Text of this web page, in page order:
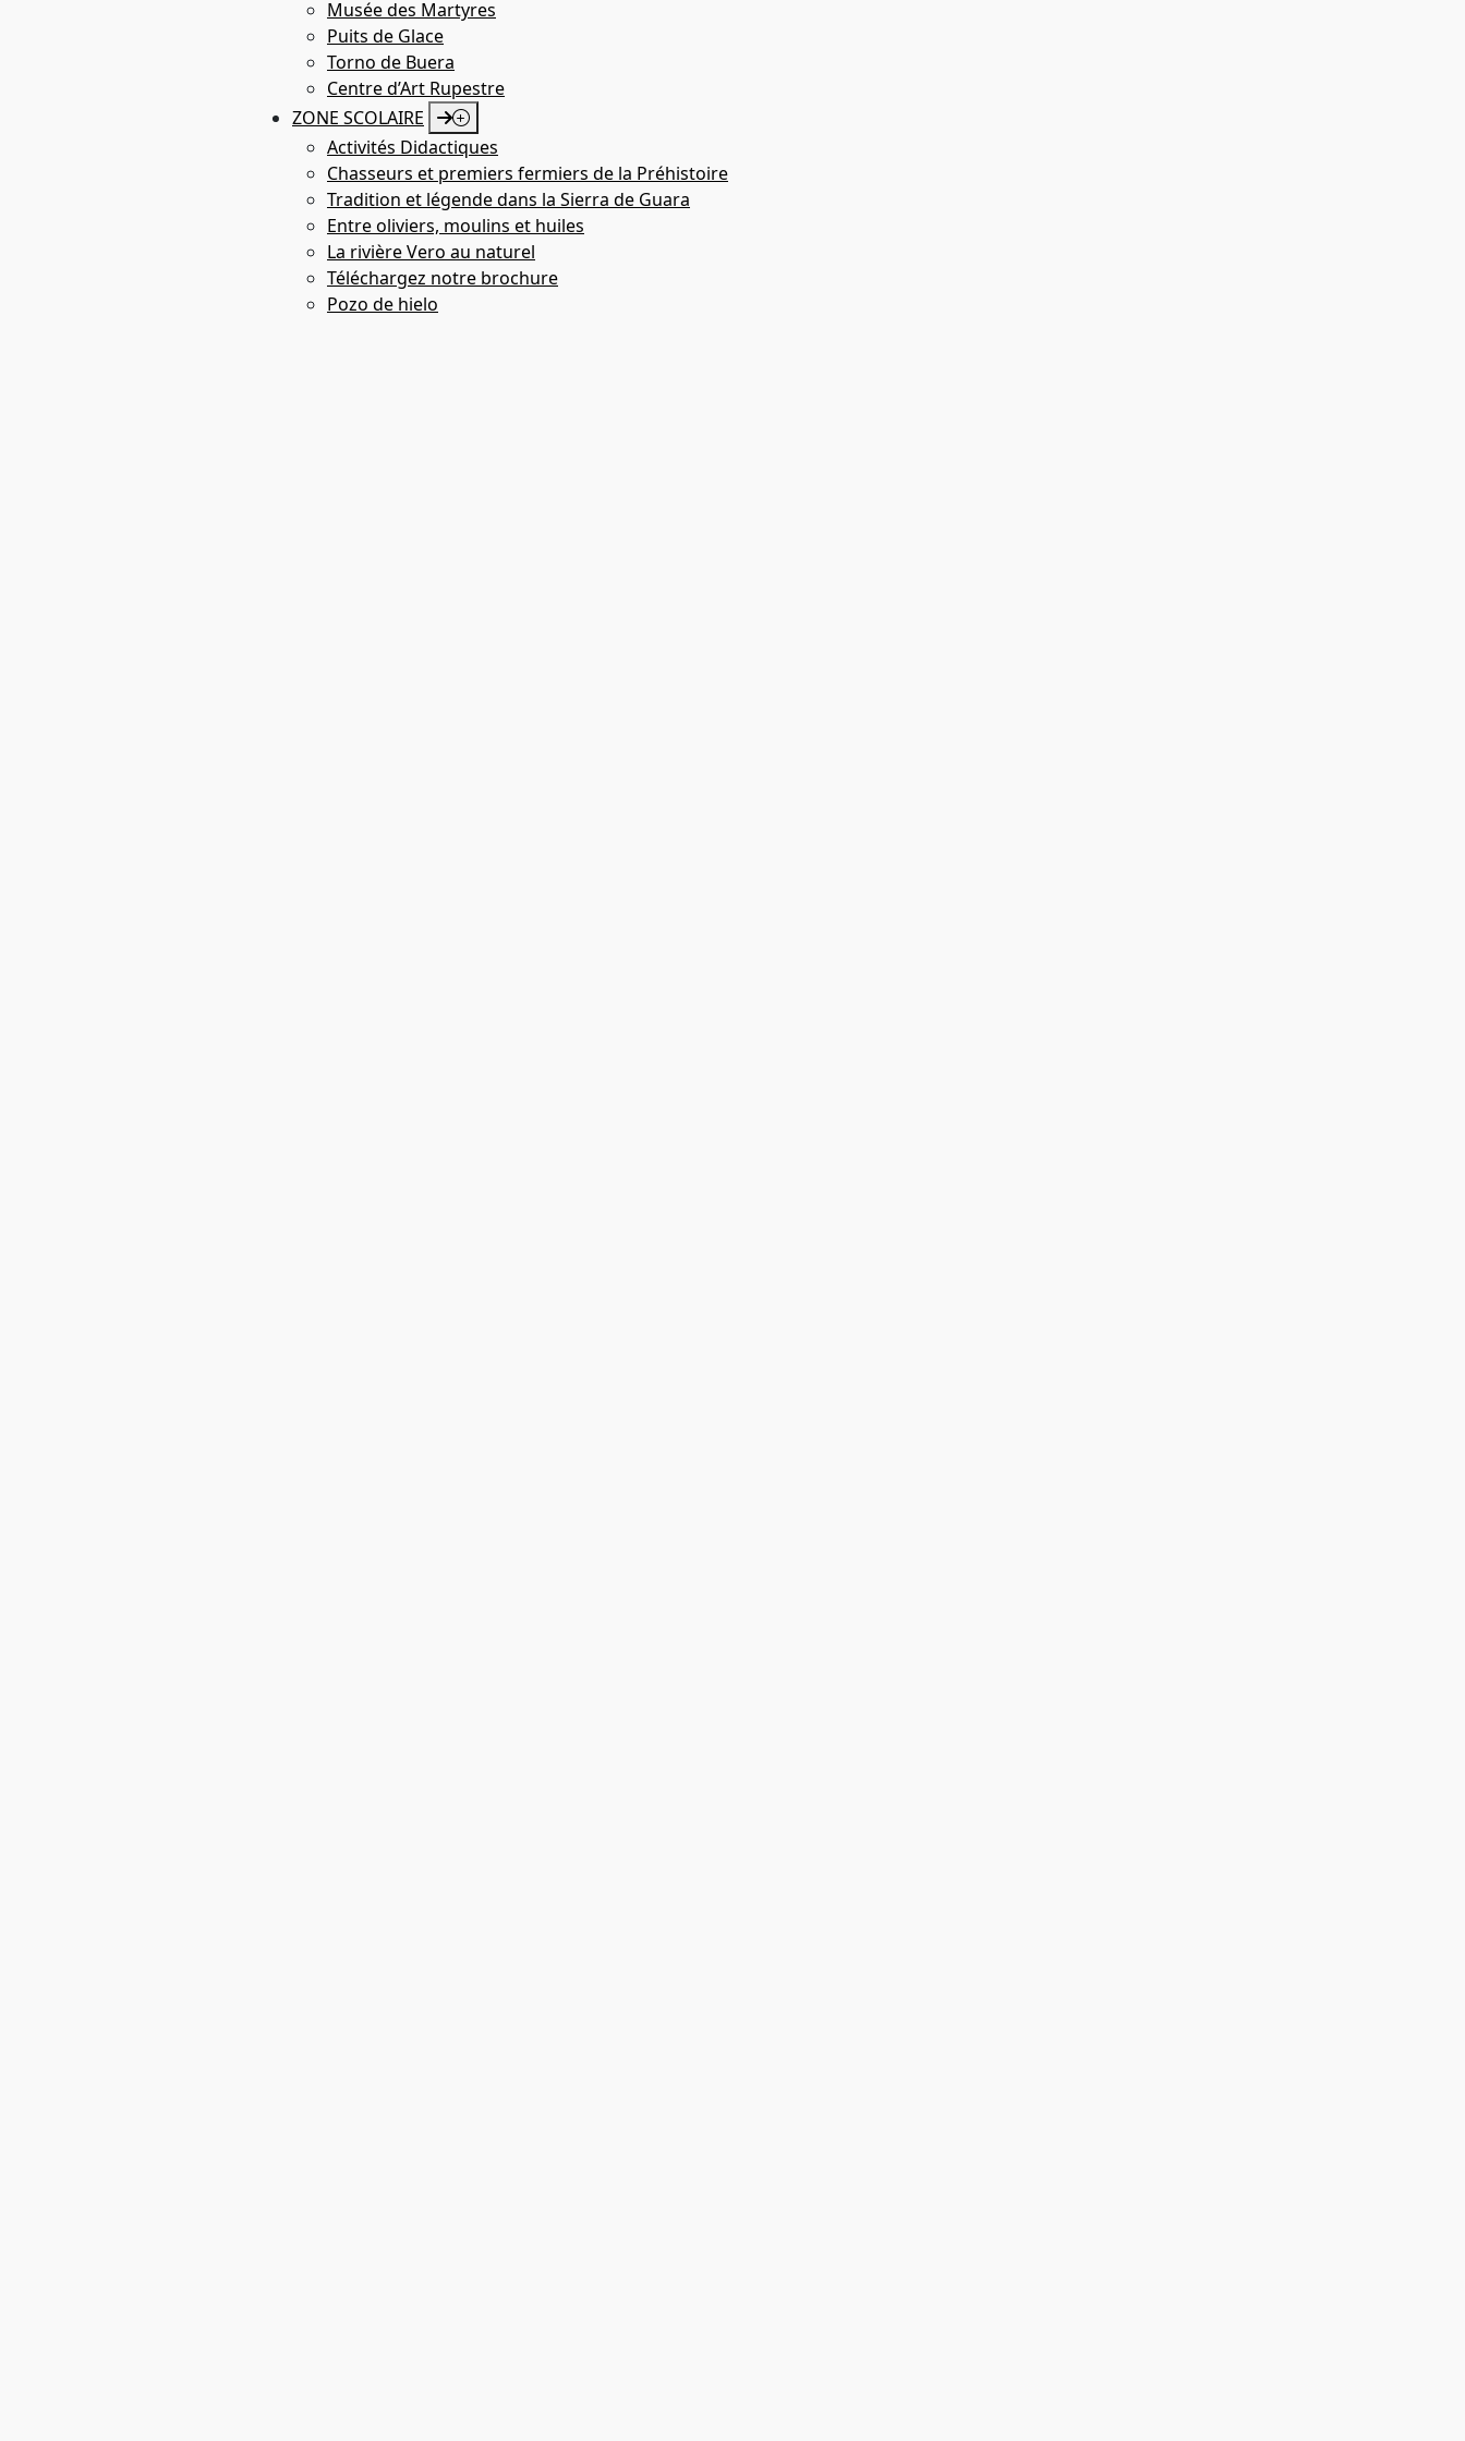
Musée des Martyres
Puits de Glace
Torno de Buera
Centre d’Art Rupestre
ZONE SCOLAIRE
Activités Didactiques
Chasseurs et premiers fermiers de la Préhistoire
Tradition et légende dans la Sierra de Guara
Entre oliviers, moulins et huiles
La rivière Vero au naturel
Téléchargez notre brochure
Pozo de hielo